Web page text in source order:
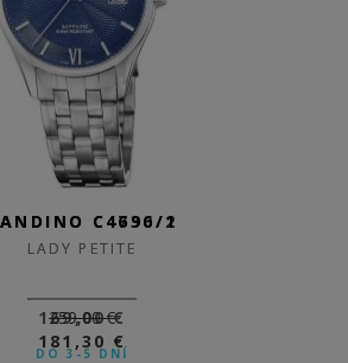
C4730/2
LADY PETITE
169,00 €
DO 3-5 DNÍ
C4696/1
LADY PETITE
259,00 €
181,30 €